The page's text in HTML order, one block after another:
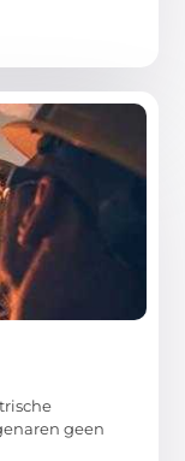
geen